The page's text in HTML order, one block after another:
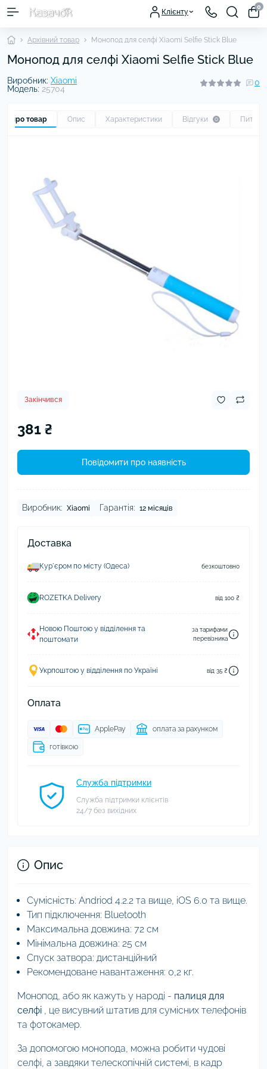
Клієнту
0
Архівний товар Монопод для селфі Xiaomi Selfie Stick Blue
Монопод для селфі Xiaomi Selfie Stick Blue
Виробник: Xiaomi
Модель: 25704
0
про товар Опис Характеристики Відгуки 0
Закінчився
381 ₴
Повідомити про наявність
Виробник: Xiaomi Гарантія: 12 місяців
Доставка
Курʼєром по місту (Одеса) безкоштовно
ROZETKA Delivery від 100 ₴
Новою Поштою у відділення та
поштомати
за тарифами
перевізника
Укрпоштою у відділення по Україні від 35 ₴
Оплата
ApplePay оплата за рахунком
готівкою
Служба підтримки
Служба підтримки клієнтів
24/7 без вихідних
Опис
Сумісність: Andriod 4.2.2 та вище, iOS 6.0 та вище.
Тип підключення: Bluetooth
Максимальна довжина: 72 см
Мінімальна довжина: 25 см
Спуск затвора: дистанційний
Рекомендоване навантаження: 0,2 кг.
Монопод, або як кажуть у народі - палиця для
селфі , це висувний штатив для сумісних телефонів
та фотокамер.
За допомогою монопода, можна робити чудові
селфі, а завдяки телескопічній системі, в кадр